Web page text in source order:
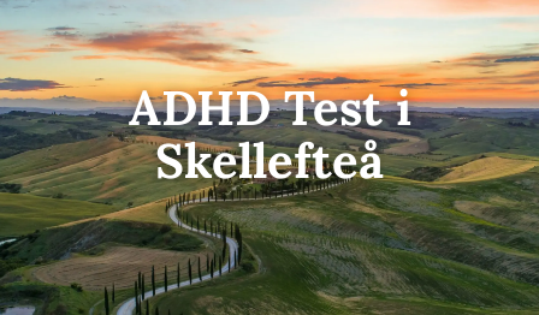
ADHD Test i
Skellefteå